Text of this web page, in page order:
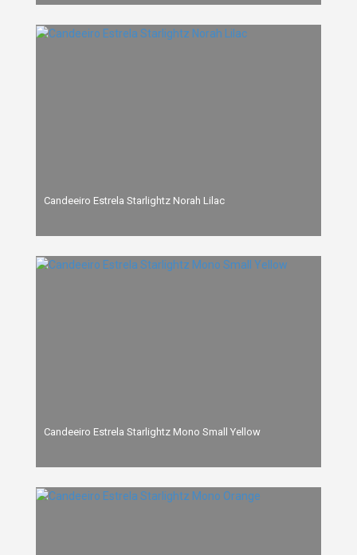
Candeeiro Estrela Starlightz Norah Lilac
Candeeiro Estrela Starlightz Mono Small Yellow